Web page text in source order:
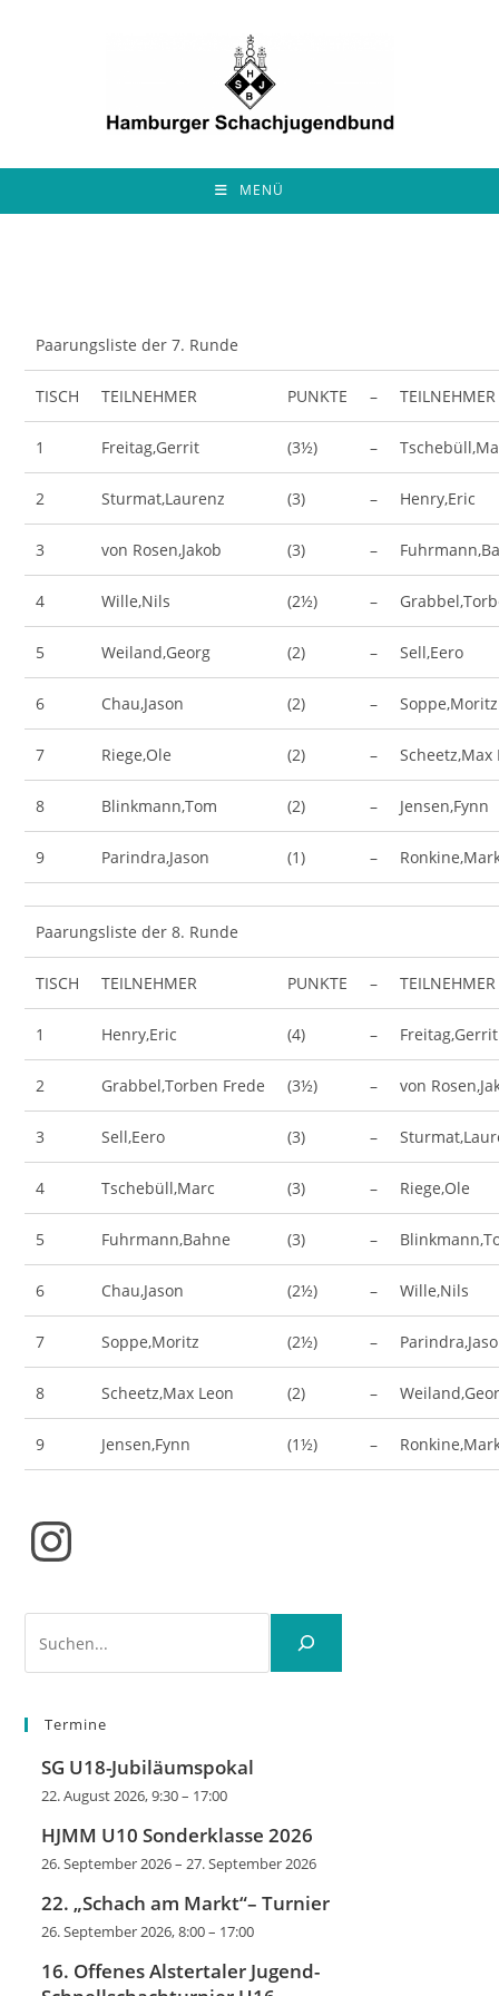
MENÜ
Paarungsliste der 7. Runde
TISCH TEILNEHMER PUNKTE – TEILNEHMER
1 Freitag,Gerrit (3½) –
2 Sturmat,Laurenz (3) – Henry,Eric
3 von Rosen,Jakob (3) –
4 Wille,Nils (2½) –
5 Weiland,Georg (2) – Sell,Eero
6 Chau,Jason (2) – Soppe,Moritz
7 Riege,Ole (2) – Scheetz,Max
8 Blinkmann,Tom (2) – Jensen,Fynn
9 Parindra,Jason (1) –
Paarungsliste der 8. Runde
TISCH TEILNEHMER PUNKTE – TEILNEHMER
1 Henry,Eric (4) – Freitag,Gerrit
2 Grabbel,Torben Frede (3½) – von
3 Sell,Eero (3) –
4 Tschebüll,Marc (3) – Riege,Ole
5 Fuhrmann,Bahne (3) –
6 Chau,Jason (2½) – Wille,Nils
7 Soppe,Moritz (2½) –
8 Scheetz,Max Leon (2) –
9 Jensen,Fynn (1½) –
Instagram
Termine
SG U18-Jubiläumspokal
22. August 2026, 9:30– 17:00
HJMM U10 Sonderklasse 2026
26. September 2026–27. September 2026
22. „Schach am Markt“– Turnier
26. September 2026, 8:00– 17:00
16. Offenes Alstertaler Jugend-